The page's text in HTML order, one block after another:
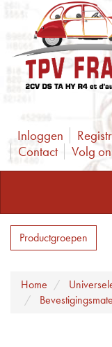
Inloggen
Contact
Volg
Productgroepen
Home